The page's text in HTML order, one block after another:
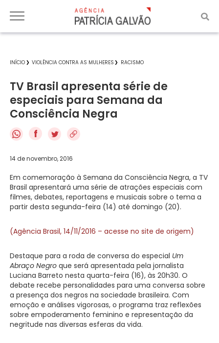
INÍCIO VIOLÊNCIA CONTRA AS MULHERES RACISMO
TV Brasil apresenta série de
especiais para Semana da
Consciência Negra
f
14 de novembro, 2016
Em comemoração à Semana da Consciência Negra, a TV
Brasil apresentará uma série de atrações especiais com
filmes, debates, reportagens e musicais sobre o tema a
partir desta segunda-feira (14) até domingo (20).
(Agência Brasil, 14/11/2016 – acesse no site de origem)
Destaque para a roda de conversa do especial Um
Abraço Negro que será apresentada pela jornalista
Luciana Barreto nesta quarta-feira (16), às 20h30. O
debate recebe personalidades para uma conversa sobre
a presença dos negros na sociedade brasileira. Com
emoção e análises vigorosas, o programa traz reflexões
sobre empoderamento feminino e representação da
negritude nas diversas esferas da vida.